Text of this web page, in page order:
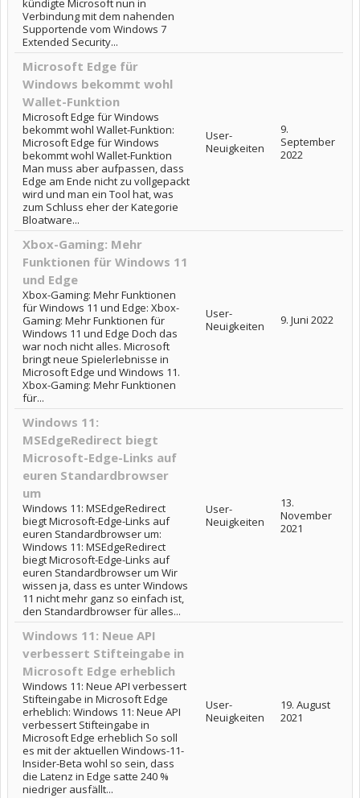
kündigte Microsoft nun in
Verbindung mit dem nahenden
Supportende vom Windows 7
Extended Security...
Microsoft Edge für
Windows bekommt wohl
Wallet-Funktion
Microsoft Edge für Windows
bekommt wohl Wallet-Funktion:
Microsoft Edge für Windows
bekommt wohl Wallet-Funktion
Man muss aber aufpassen, dass
Edge am Ende nicht zu vollgepackt
wird und man ein Tool hat, was
zum Schluss eher der Kategorie
Bloatware...
User-
Neuigkeiten
9.
September
2022
Xbox-Gaming: Mehr
Funktionen für Windows 11
und Edge
Xbox-Gaming: Mehr Funktionen
für Windows 11 und Edge: Xbox-
Gaming: Mehr Funktionen für
Windows 11 und Edge Doch das
war noch nicht alles. Microsoft
bringt neue Spielerlebnisse in
Microsoft Edge und Windows 11.
Xbox-Gaming: Mehr Funktionen
für...
User-
Neuigkeiten
9. Juni 2022
Windows 11:
MSEdgeRedirect biegt
Microsoft-Edge-Links auf
euren Standardbrowser
um
Windows 11: MSEdgeRedirect
biegt Microsoft-Edge-Links auf
euren Standardbrowser um:
Windows 11: MSEdgeRedirect
biegt Microsoft-Edge-Links auf
euren Standardbrowser um Wir
wissen ja, dass es unter Windows
11 nicht mehr ganz so einfach ist,
den Standardbrowser für alles...
User-
Neuigkeiten
13.
November
2021
Windows 11: Neue API
verbessert Stifteingabe in
Microsoft Edge erheblich
Windows 11: Neue API verbessert
Stifteingabe in Microsoft Edge
erheblich: Windows 11: Neue API
verbessert Stifteingabe in
Microsoft Edge erheblich So soll
es mit der aktuellen Windows-11-
Insider-Beta wohl so sein, dass
die Latenz in Edge satte 240 %
niedriger ausfällt...
User-
Neuigkeiten
19. August
2021